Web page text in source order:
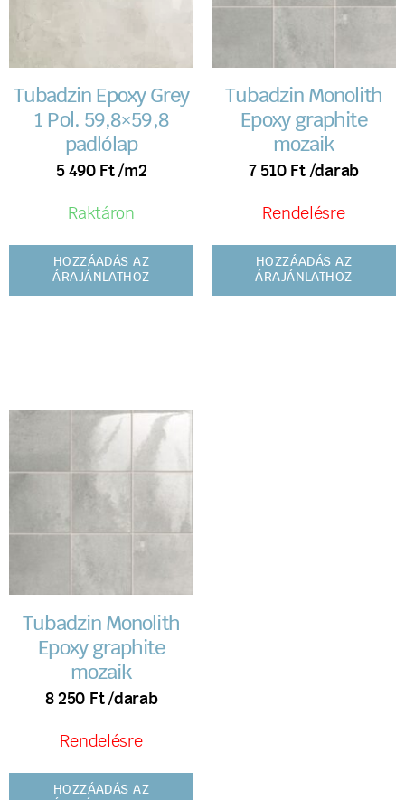
Tubadzin Epoxy Grey
1 Pol. 59,8×59,8
padlólap
5 490 Ft /m2
Raktáron
HOZZÁADÁS AZ
ÁRAJÁNLATHOZ
Tubadzin Monolith
Epoxy graphite
mozaik
7 510 Ft /darab
Rendelésre
HOZZÁADÁS AZ
ÁRAJÁNLATHOZ
Tubadzin Monolith
Epoxy graphite
mozaik
8 250 Ft /darab
Rendelésre
HOZZÁADÁS AZ